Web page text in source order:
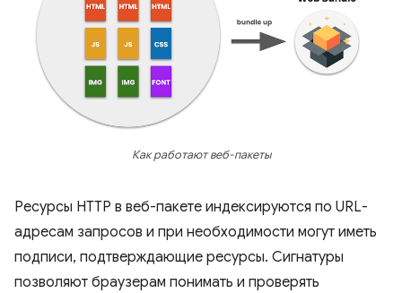
Как работают веб-пакеты
Ресурсы HTTP в веб-пакете индексируются по URL-
адресам запросов и при необходимости могут иметь
подписи, подтверждающие ресурсы. Сигнатуры
позволяют браузерам понимать и проверять